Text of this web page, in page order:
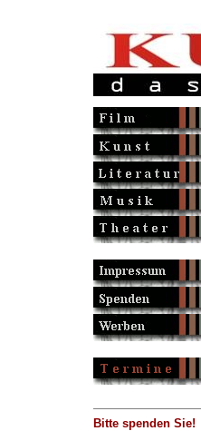
Bitte spenden Sie!